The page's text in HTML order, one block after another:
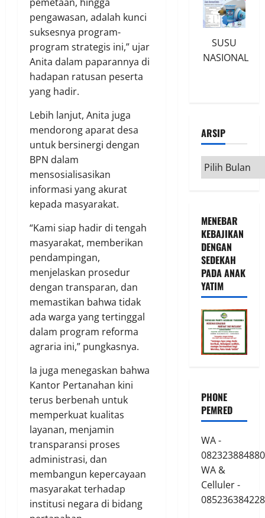
pengawasan, adalah kunci
suksesnya program-
program strategis ini,” ujar
Anita dalam paparannya di
hadapan ratusan peserta
yang hadir.
Lebih lanjut, Anita juga
mendorong aparat desa
untuk bersinergi dengan
BPN dalam
mensosialisasikan
informasi yang akurat
kepada masyarakat.
“Kami siap hadir di tengah
masyarakat, memberikan
pendampingan,
menjelaskan prosedur
dengan transparan, dan
memastikan bahwa tidak
ada warga yang tertinggal
dalam program reforma
agraria ini,” pungkasnya.
Ia juga menegaskan bahwa
Kantor Pertanahan kini
terus berbenah untuk
memperkuat kualitas
layanan, menjamin
transparansi proses
administrasi, dan
membangun kepercayaan
masyarakat terhadap
institusi negara di bidang
SUSU
NASIONAL
ARSIP
Arsip
MENEBAR
KEBAJIKAN
DENGAN
SEDEKAH
PADA ANAK
YATIM
PHONE
PEMRED
WA -
082323884880
WA &
Celluler -
085236384228